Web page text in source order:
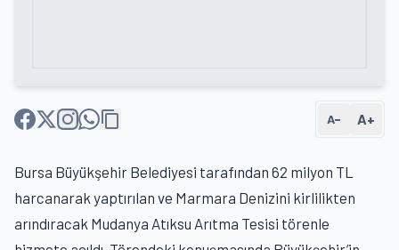
A− A+
Bursa Büyükşehir Belediyesi tarafından 62 milyon TL
harcanarak yaptırılan ve Marmara Denizini kirlilikten
arındıracak Mudanya Atıksu Arıtma Tesisi törenle